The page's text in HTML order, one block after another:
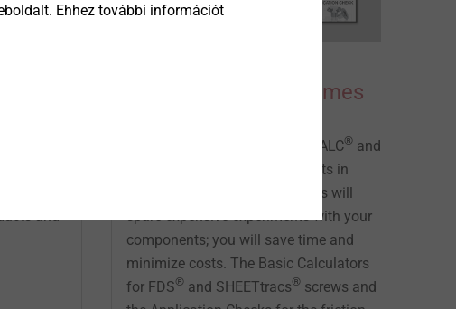
and
Calculation programmes
The prognosis program EVO CALC®and
for predesigning joints in
thermoplastics and light metals will
spare expensive experiments with your
components; you will save time and
minimize costs. The Basic Calculators
for FDS®and SHEETtracs®screws and
Ehhez további információt